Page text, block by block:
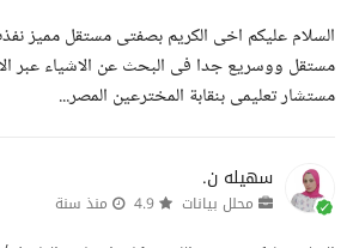
مستقل ووسريع جدا فى البحث عن الاشياء عبر
مستشار تعليمى بنقابة المخترعين المصر...
سهيله ن.
محلل بيانات منذ سنة